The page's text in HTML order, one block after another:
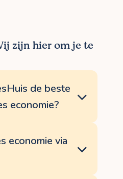
zijn hier om je te
de beste
economie?
ons. We
de beste
regelen
economie via